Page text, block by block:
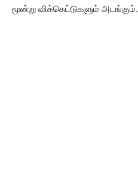
மூன்று விக்கெட்டுகளும் அடங்கும்.